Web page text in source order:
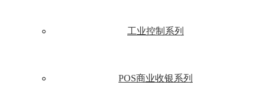
工业控制系列
POS商业收银系列